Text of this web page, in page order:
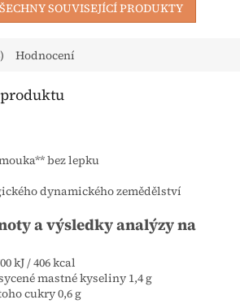
SOUVISEJÍCÍ PRODUKTY
Hodnocení
bez lepku
dynamického zemědělství
a výsledky analýzy na
kJ / 406 kcal
mastné kyseliny 1,4 g
cukry 0,6 g